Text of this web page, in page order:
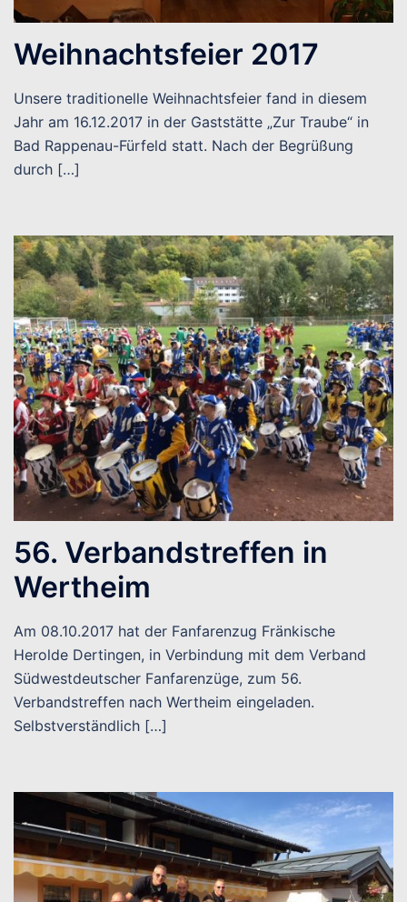
Weihnachtsfeier 2017
Unsere traditionelle Weihnachtsfeier fand in diesem
Jahr am 16.12.2017 in der Gaststätte „Zur Traube“ in
Bad Rappenau-Fürfeld statt. Nach der Begrüßung
durch […]
56. Verbandstreffen in
Wertheim
Am 08.10.2017 hat der Fanfarenzug Fränkische
Herolde Dertingen, in Verbindung mit dem Verband
Südwestdeutscher Fanfarenzüge, zum 56.
Verbandstreffen nach Wertheim eingeladen.
Selbstverständlich […]